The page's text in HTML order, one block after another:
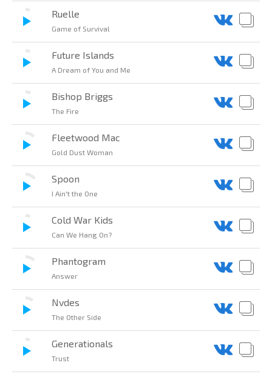
Ruelle
Game of Survival
Future Islands
A Dream of You and Me
Bishop Briggs
The Fire
Fleetwood Mac
Gold Dust Woman
Spoon
I Ain't the One
Cold War Kids
Can We Hang On?
Phantogram
Answer
Nvdes
The Other Side
Generationals
Trust